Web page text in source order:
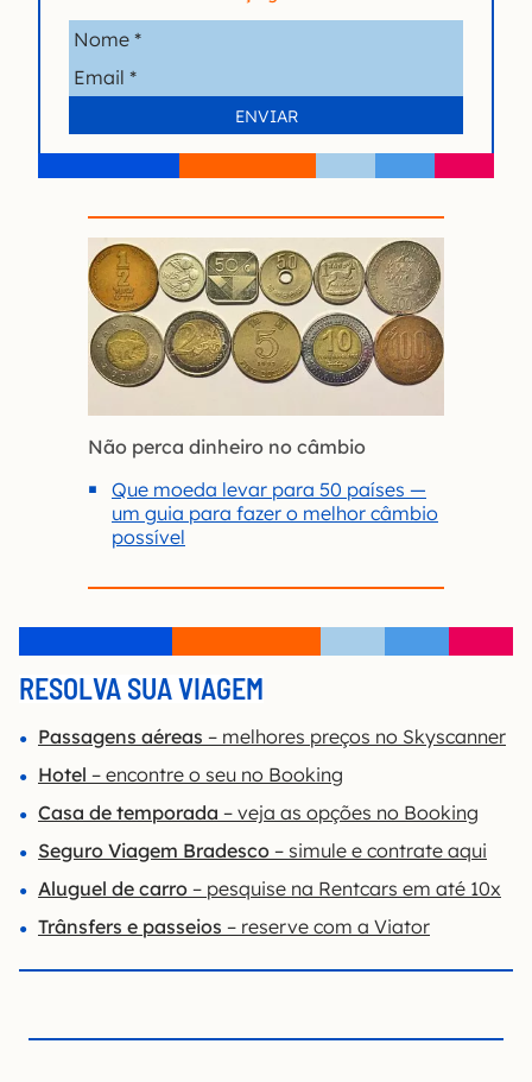
Não perca dinheiro no câmbio
Que moeda levar para 50 países —
um guia para fazer o melhor câmbio
possível
RESOLVA SUA VIAGEM
Passagens aéreas – melhores preços no Skyscanner
Hotel – encontre o seu no Booking
Casa de temporada – veja as opções no Booking
Seguro Viagem Bradesco – simule e contrate aqui
Aluguel de carro – pesquise na Rentcars em até 10x
Trânsfers e passeios – reserve com a Viator